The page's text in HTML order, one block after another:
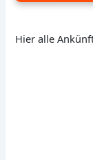
Hier alle